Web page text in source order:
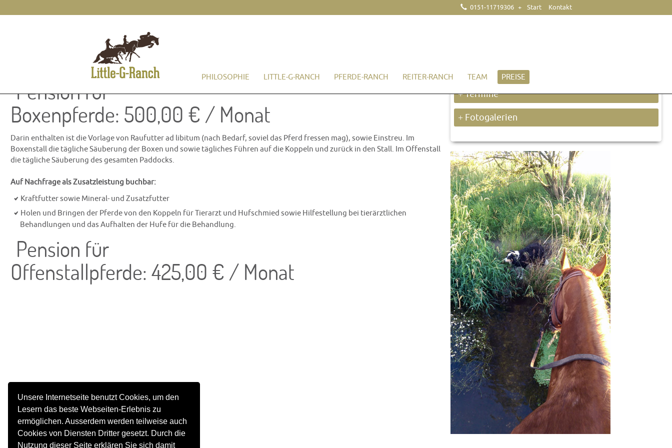
Unsere Internetseite benutzt Cookies, um den
Lesern das beste Webseiten-Erlebnis zu
ermöglichen. Ausserdem werden teilweise auch
Cookies von Diensten Dritter gesetzt. Durch die
Nutzung dieser Seite erklären Sie sich damit
0151-11719306 Start Kontakt
PHILOSOPHIE LITTLE-G-RANCH PFERDE-RANCH REITER-RANCH TEAM PREISE
Pension für
Boxenpferde: 500,00 € / Monat
Darin enthalten ist die Vorlage von Raufutter ad libitum (nach Bedarf, soviel das Pferd fressen mag), sowie Einstreu. Im
Boxenstall die tägliche Säuberung der Boxen und sowie tägliches Führen auf die Koppeln und zurück in den Stall. Im Offenstall
die tägliche Säuberung des gesamten Paddocks.
Auf Nachfrage als Zusatzleistung buchbar:
Kraftfutter sowie Mineral- und Zusatzfutter
Holen und Bringen der Pferde von den Koppeln für Tierarzt und Hufschmied sowie Hilfestellung bei tierärztlichen
Behandlungen und das Aufhalten der Hufe für die Behandlung.
Pension für
Offenstallpferde: 425,00 € / Monat
Termine
Fotogalerien